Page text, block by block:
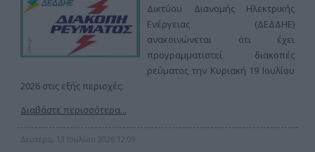
Δικτύου Διανομής Ηλεκτρικής
Ενέργειας (ΔΕΔΔΗΕ)
ανακοινώνεται ότι έχει
προγραμματιστεί διακοπές
ρεύματος την Κυριακή 19 Ιουλίου
2026 στις εξής περιοχές:
Διαβάστε περισσότερα...
Δευτέρα, 13 Ιουλίου 2026 12:09